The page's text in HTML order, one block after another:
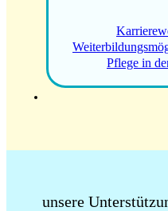
Pflege in
unsere